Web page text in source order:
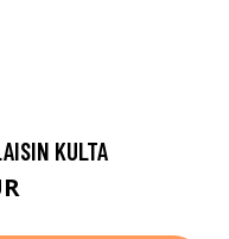
KULTA